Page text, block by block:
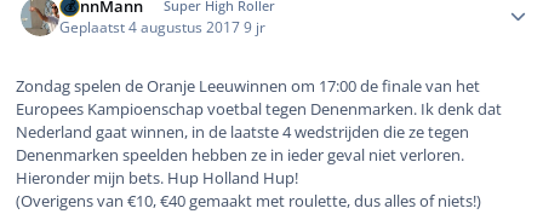
DennMann Super High Roller
Geplaatst4 augustus 20179 jr
Zondag spelen de Oranje Leeuwinnen om 17:00 de finale van het
Europees Kampioenschap voetbal tegen Denenmarken. Ik denk dat
Nederland gaat winnen, in de laatste 4 wedstrijden die ze tegen
Denenmarken speelden hebben ze in ieder geval niet verloren.
Hieronder mijn bets. Hup Holland Hup!
(Overigens van €10, €40 gemaakt met roulette, dus alles of niets!)